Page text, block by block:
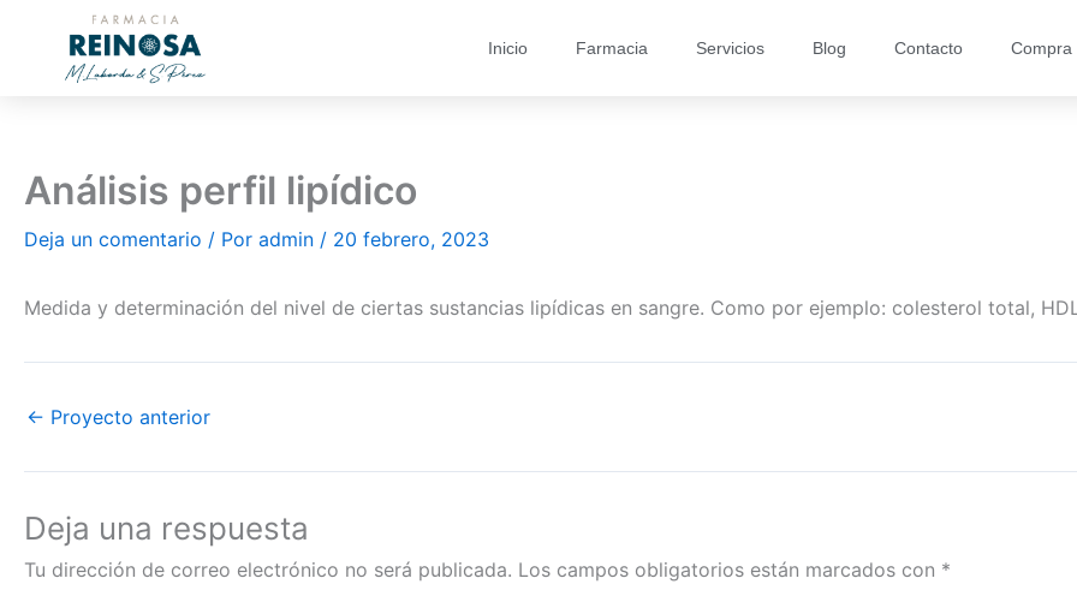
contenido
Inicio Farmacia Servicios Blog Contacto Compra
Análisis perfil lipídico
Deja un comentario / Por admin / 20 febrero, 2023
Medida y determinación del nivel de ciertas sustancias lipídicas en sangre. Como por ejemplo: colesterol total,
← Proyecto anterior
Deja una respuesta
Tu dirección de correo electrónico no será publicada. Los campos obligatorios están marcados con *